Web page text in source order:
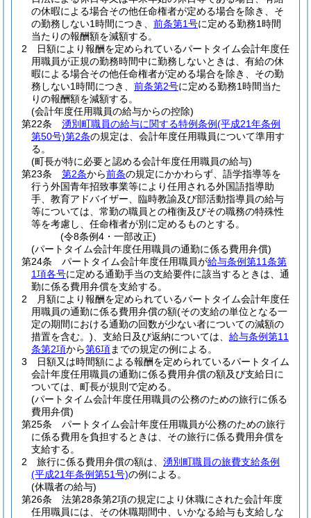
の休暇による場合その他任命権者が定める場合を除き、そ
の勤務しない1時間につき、 前条第1号に定める勤務1時間
当たりの報酬額を減額する。
2
日額により報酬を定められているパートタイム会計年度任
用職員が正規の勤務時間中に勤務しないときは、有給の休
暇による場合その他任命権者が定める場合を除き、その勤
務しない1時間につき、 前条第2号に定める勤務1時間当た
りの報酬額を減額する。
(会計年度任用職員の給与からの控除)
第22条
湧別町職員の給与に関する特例条例(平成21年条例
第50号)第2条の規定は、会計年度任用職員について準用す
る。
(町長が特に必要と認める会計年度任用職員の給与)
第23条
第2条から前条の規定にかかわらず、語学指導等を
行う外国青年招致事業等により任用される外国語指導助
手、教育アドバイザー、臨時教諭及び部活動指導員の給与
等については、常勤の職員との権衡及びその職務の特殊性
等を考慮し、任命権者が別に定めるものとする。
(令8条例4・一部改正)
(パートタイム会計年度任用職員の通勤に係る費用弁償)
第24条
パートタイム会計年度任用職員が給与条例第11条第
1項各号に定める通勤手当の支給要件に該当するときは、通
勤に係る費用弁償を支給する。
2
月額により報酬を定められているパートタイム会計年度任
用職員の通勤に係る費用弁償の額(その支給の単位となる一
定の期間における通勤の回数が少ない者についての減額の
措置を含む。) 、支給日及び返納については、 給与条例第11
条第2項から第6項までの規定の例による。
3
日額又は時間額による報酬を定められているパートタイム
会計年度任用職員の通勤に係る費用弁償の額及び支給日に
ついては、町長が規則で定める。
(パートタイム会計年度任用職員の公務のための旅行に係る
費用弁償)
第25条
パートタイム会計年度任用職員が公務のための旅行
に係る費用を負担するときは、その旅行に係る費用弁償を
支給する。
2
旅行に係る費用弁償の額は、 湧別町職員の旅費支給条例
(平成21年条例第51号)の例による。
(休職者の給与)
第26条
法第28条第2項の規定により休職にされた会計年度
任用職員には、その休職期間中、いかなる給与も支給しな